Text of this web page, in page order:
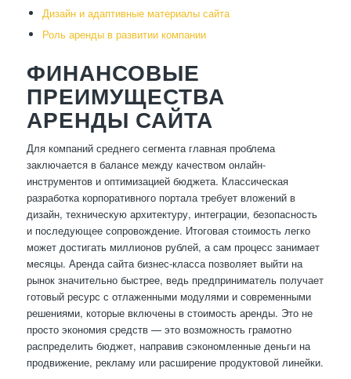
Дизайн и адаптивные материалы сайта
Роль аренды в развитии компании
ФИНАНСОВЫЕ
ПРЕИМУЩЕСТВА
АРЕНДЫ САЙТА
Для компаний среднего сегмента главная проблема
заключается в балансе между качеством онлайн-
инструментов и оптимизацией бюджета. Классическая
разработка корпоративного портала требует вложений в
дизайн, техническую архитектуру, интеграции, безопасность
и последующее сопровождение. Итоговая стоимость легко
может достигать миллионов рублей, а сам процесс занимает
месяцы. Аренда сайта бизнес-класса позволяет выйти на
рынок значительно быстрее, ведь предприниматель получает
готовый ресурс с отлаженными модулями и современными
решениями, которые включены в стоимость аренды. Это не
просто экономия средств — это возможность грамотно
распределить бюджет, направив сэкономленные деньги на
продвижение, рекламу или расширение продуктовой линейки.